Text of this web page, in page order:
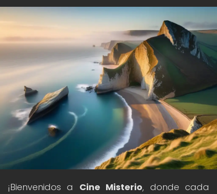
¡Bienvenidos a Cine Misterio, donde cada